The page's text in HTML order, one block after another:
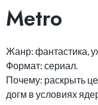
Metro
Жанр: фантастика,
Формат: сериал.
Почему: раскрыть
догм в условиях